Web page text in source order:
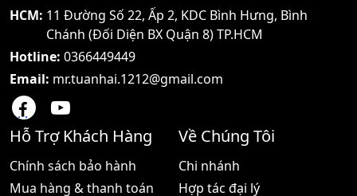
cửa hàng rượu mạnh và
các cửa hàng tiện lợi,
Giá:3.860.000 đ
HCM: 11 Đường Số 22, Ấp 2, KDC Bình Hưng, Bình
Chánh (Đối Diện BX Quận 8) TP.HCM
Hotline: 0366449449
Email: mr.tuanhai.1212@gmail.com
Hỗ Trợ Khách Hàng
Chính sách bảo hành
Mua hàng & thanh toán
Về Chúng Tôi
Chi nhánh
Hợp tác đại lý